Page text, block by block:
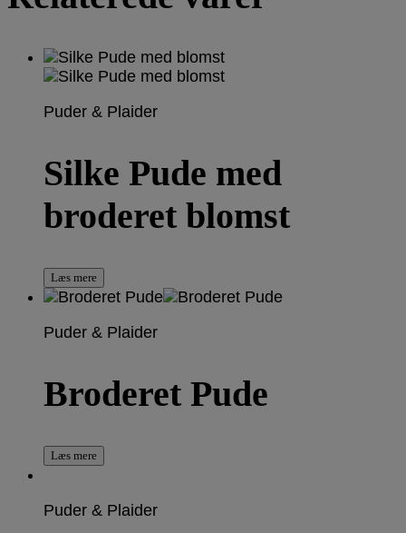
Puder & Plaider
Silke Pude med
broderet blomst
Læs mere
Puder & Plaider
Broderet Pude
Læs mere
Puder & Plaider